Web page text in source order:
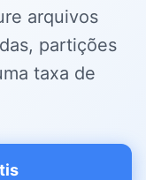
arquivos
partições
taxa de